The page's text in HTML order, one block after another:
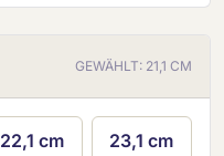
GEWÄHLT: 21,1 CM
22,1 cm 23,1 cm